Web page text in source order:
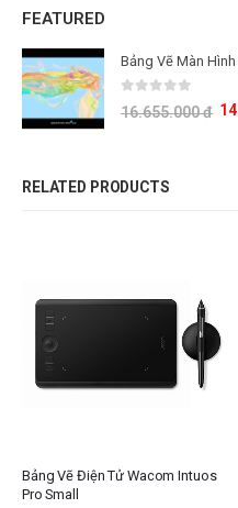
FEATURED
0 out of 5
16.655.000đ
RELATED PRODUCTS
Bảng Vẽ Điện Tử Wacom Intuos
Pro Small